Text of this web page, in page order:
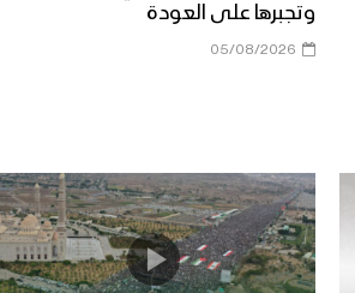
وتجبرها على العودة
05/08/2026